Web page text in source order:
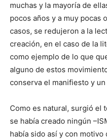
muchas y la mayoría de
pocos años y a muy pocas
casos, se redujeron a la
creación, en el caso de la
como ejemplo de lo que
alguno de estos
conserva el manifiesto y un
Como es natural, surgió el
se había creado ningún
había sido así y con motivo